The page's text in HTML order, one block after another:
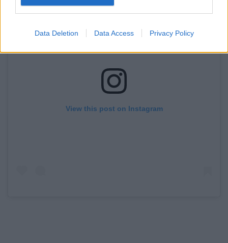
Data Deletion Data Access Privacy Policy
View this post on Instagram